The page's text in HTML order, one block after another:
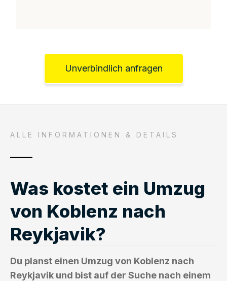
Unverbindlich anfragen
ALLE INFORMATIONEN & DETAILS
Was kostet ein Umzug
von Koblenz nach
Reykjavik?
Du planst einen Umzug von Koblenz nach
Reykjavik und bist auf der Suche nach einem